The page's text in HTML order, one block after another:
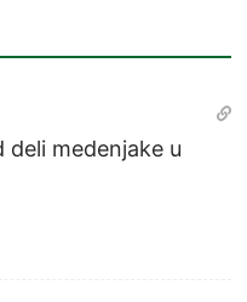
deli medenjake u